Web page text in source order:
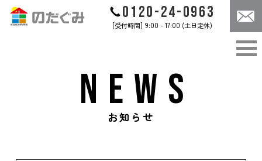
0120-24-0963
[受付時間] 9:00 - 17:00 (土日定休)
WORKS
のだぐみの家づくり
CASES
NEWS
お知らせ